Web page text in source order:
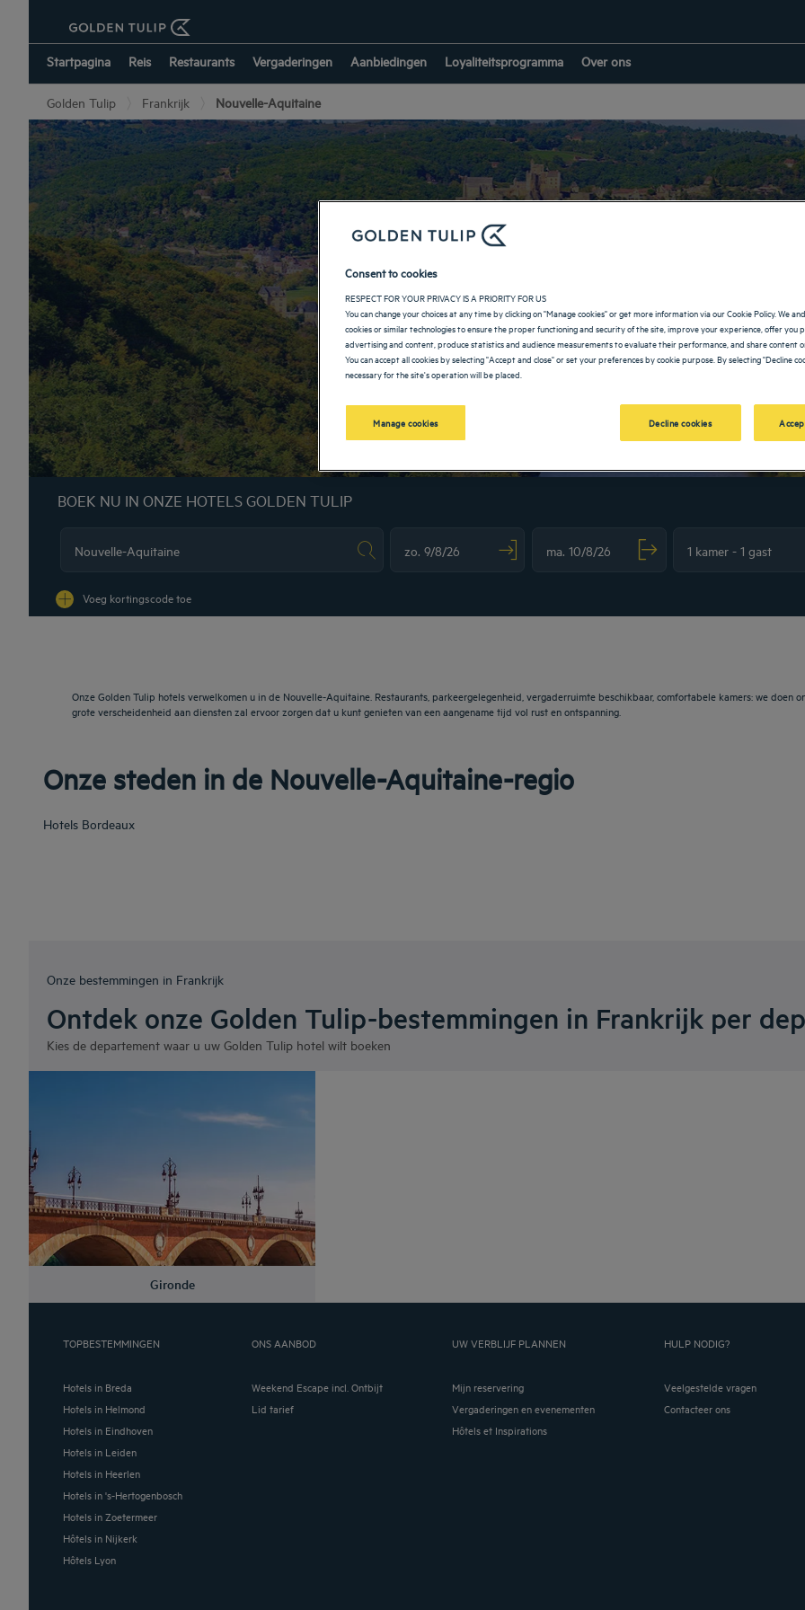
Startpagina Reis Restaurants Vergaderingen Aanbiedingen Loyaliteitsprogramma Over ons
Golden Tulip Frankrijk Nouvelle-Aquitaine
Hotels in Nouvelle-
TERUG NAAR FRANKRIJK
BOEK NU IN ONZE HOTELS GOLDEN TULIP
Voeg kortingscode toe
Onze Golden Tulip hotels verwelkomen u in de Nouvelle-Aquitaine. Restaurants, parkeergelegenheid, vergaderruimte beschikbaar, comfortabele kamers: we
grote verscheidenheid aan diensten zal ervoor zorgen dat u kunt genieten van een aangename tijd vol rust en ontspanning.
Onze steden in de Nouvelle-Aquitaine-regio
Hotels Bordeaux
Onze bestemmingen in Frankrijk
Ontdek onze Golden Tulip-bestemmingen in Frankrijk per
Kies de departement waar u uw Golden Tulip hotel wilt boeken
Gironde
TOPBESTEMMINGEN
Hotels in Breda
Hotels in Helmond
Hotels in Eindhoven
Hotels in Leiden
Hotels in Heerlen
Hotels in 's-Hertogenbosch
Hotels in Zoetermeer
Hôtels in Nijkerk
Hôtels Lyon
ONS AANBOD
Weekend Escape incl. Ontbijt
Lid tarief
UW VERBLIJF PLANNEN
Mijn reservering
Vergaderingen en evenementen
Hôtels et Inspirations
HULP NODIG?
Veelgestelde vragen
Contacteer ons
Consent to cookies
RESPECT FOR YOUR PRIVACY IS A PRIORITY FOR US
You can change your choices at any time by clicking on "Manage cookies" or get more information via our Cookie Policy. We and
cookies or similar technologies to ensure the proper functioning and security of the site, improve your experience, offer you
advertising and content, produce statistics and audience measurements to evaluate their performance, and share content
You can accept all cookies by selecting "Accept and close" or set your preferences by cookie purpose. By selecting "Decline
necessary for the site's operation will be placed.
Manage cookies Decline cookies